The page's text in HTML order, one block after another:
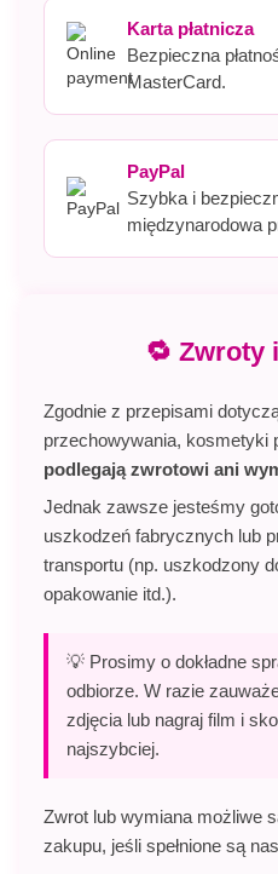
Karta płatnicza
Bezpieczna
MasterCard.
PayPal
Szybka i
międzynarodowa
🔁 Zwroty
Zgodnie z przepisami
przechowywania, kosmetyki
podlegają zwrotowi ani
Jednak zawsze jesteśmy
uszkodzeń fabrycznych lub
transportu (np. uszkodzony
opakowanie itd.).
💡 Prosimy o dokładne
odbiorze. W razie
zdjęcia lub nagraj film i
najszybciej.
Zwrot lub wymiana możliwe
zakupu, jeśli spełnione są